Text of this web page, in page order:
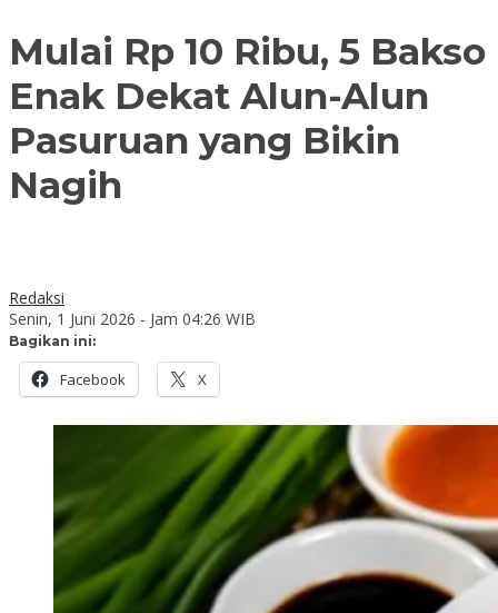
Mulai Rp 10 Ribu, 5 Bakso
Enak Dekat Alun-Alun
Pasuruan yang Bikin
Nagih
Redaksi
Senin, 1 Juni 2026 - Jam 04:26 WIB
Bagikan ini:
Facebook X